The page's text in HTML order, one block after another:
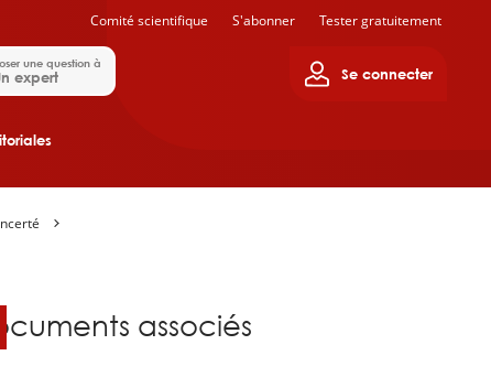
une question à
expert Se connecter
Comité scientifique S'abonner Tester gratuitement
associés